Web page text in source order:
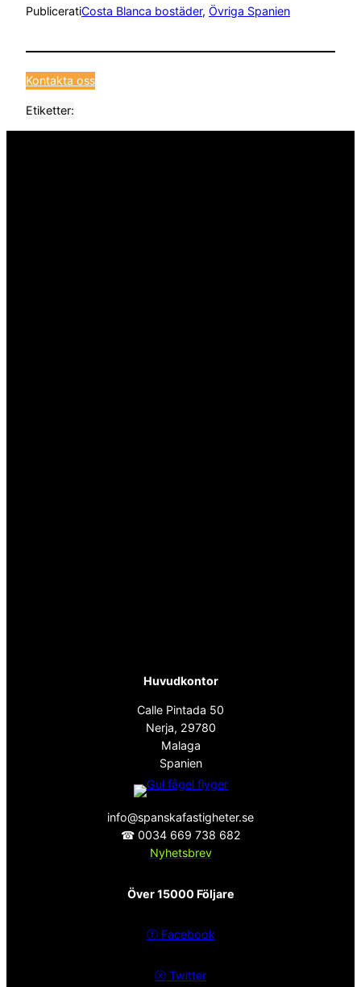
PubliceratiCosta Blanca bostäder, Övriga Spanien
Kontakta oss
Etiketter:
Huvudkontor
Calle Pintada 50
Nerja, 29780
Malaga
Spanien
info@spanskafastigheter.se
☎ 0034 669 738 682
Nyhetsbrev
Över 15000 Följare
ⓕ Facebook
ⓧ Twitter